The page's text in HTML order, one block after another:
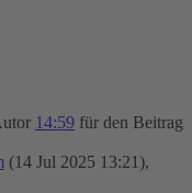
14:59 für den Beitrag
(14 Jul 2025 13:21),